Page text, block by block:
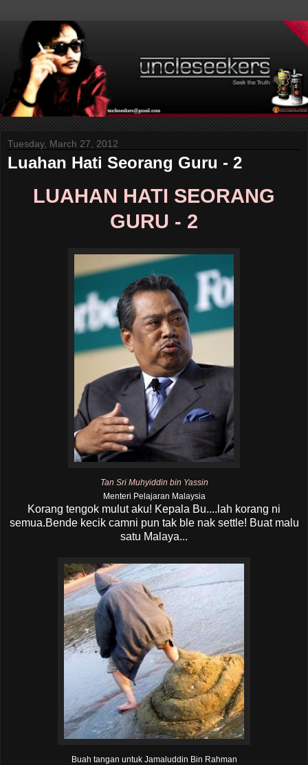
Tuesday, March 27, 2012
Luahan Hati Seorang Guru - 2
LUAHAN HATI SEORANG
GURU - 2
Tan Sri Muhyiddin bin Yassin
Menteri Pelajaran Malaysia
Korang tengok mulut aku! Kepala Bu....lah korang ni
semua.Bende kecik camni pun tak ble nak settle! Buat malu
satu Malaya...
Buah tangan untuk Jamaluddin Bin Rahman